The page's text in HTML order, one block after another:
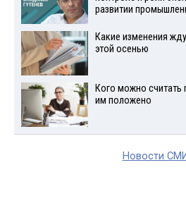
развитии
Какие изменения
этой осенью
Кого можно считать
им положено
Новости